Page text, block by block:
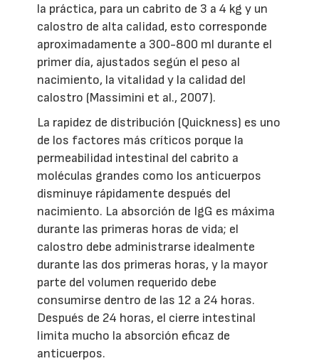
la práctica, para un cabrito de 3 a 4 kg y un
calostro de alta calidad, esto corresponde
aproximadamente a 300-800 ml durante el
primer día, ajustados según el peso al
nacimiento, la vitalidad y la calidad del
calostro (Massimini et al., 2007).
La rapidez de distribución (Quickness) es uno
de los factores más críticos porque la
permeabilidad intestinal del cabrito a
moléculas grandes como los anticuerpos
disminuye rápidamente después del
nacimiento. La absorción de IgG es máxima
durante las primeras horas de vida; el
calostro debe administrarse idealmente
durante las dos primeras horas, y la mayor
parte del volumen requerido debe
consumirse dentro de las 12 a 24 horas.
Después de 24 horas, el cierre intestinal
limita mucho la absorción eficaz de
anticuerpos.